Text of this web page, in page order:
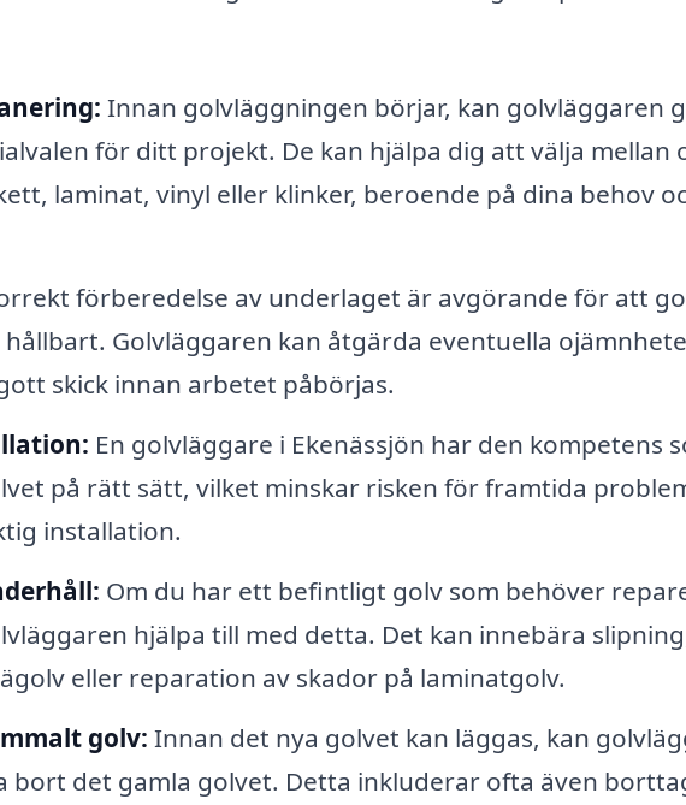
Innan golvläggningen börjar, kan golvläggaren
för ditt projekt. De kan hjälpa dig att välja mellan
laminat, vinyl eller klinker, beroende på dina behov
förberedelse av underlaget är avgörande för att
Golvläggaren kan åtgärda eventuella
skick innan arbetet påbörjas.
En golvläggare i Ekenässjön har den kompetens
på rätt sätt, vilket minskar risken för framtida
installation.
Om du har ett befintligt golv som behöver
hjälpa till med detta. Det kan innebära
eller reparation av skador på laminatgolv.
golv: Innan det nya golvet kan läggas, kan
bort det gamla golvet. Detta inkluderar ofta även